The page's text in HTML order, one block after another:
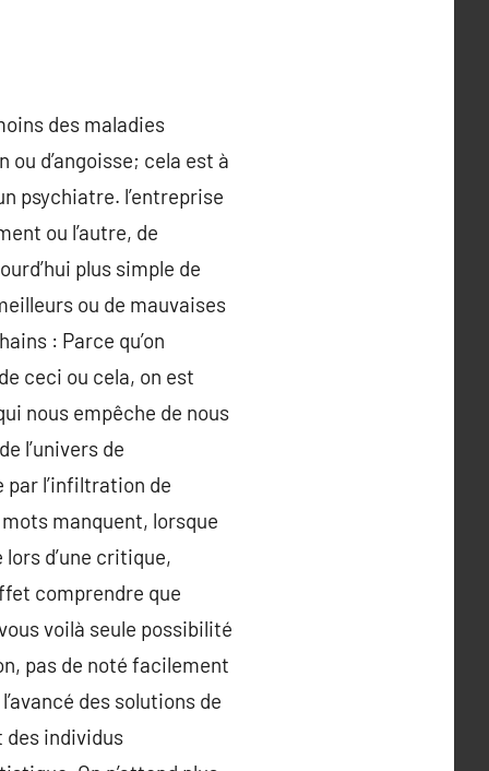
des maladies
d’angoisse; cela est à
psychiatre. l’entreprise
ou l’autre, de
plus simple de
ou de mauvaises
: Parce qu’on
ceci ou cela, on est
nous empêche de nous
l’univers de
par l’infiltration de
manquent, lorsque
d’une critique,
comprendre que
voilà seule possibilité
pas de noté facilement
des solutions de
des individus